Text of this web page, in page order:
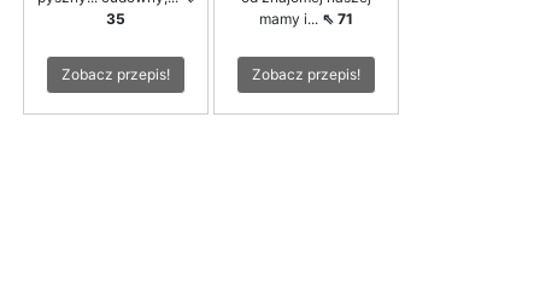
35
Zobacz przepis!
mamy i... ⇖ 71
Zobacz przepis!